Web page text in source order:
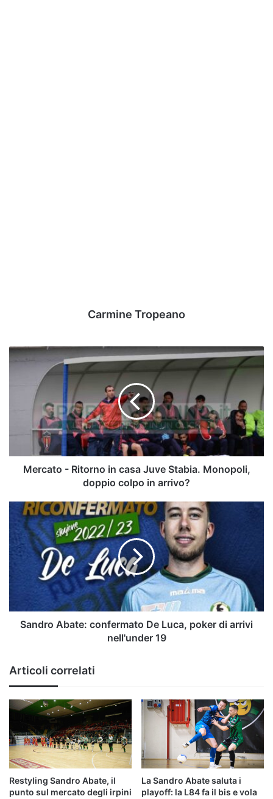
Carmine Tropeano
Mercato
-
Stabia.
Monopoli,
doppio
colpoMercato - Ritorno in casa Juve Stabia. Monopoli,
doppio colpo in arrivo?
Sandro
Abate:
confermato
De
nell'under
Sandro Abate: confermato De Luca, poker di arrivi
nell'under 19
Articoli correlati
Restyling Sandro Abate, il
punto sul mercato degli irpini
La Sandro Abate saluta i
playoff: la L84 fa il bis e vola